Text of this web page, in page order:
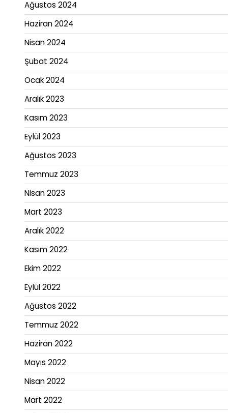
Ağustos 2024
Haziran 2024
Nisan 2024
Şubat 2024
Ocak 2024
Aralık 2023
Kasım 2023
Eylül 2023
Ağustos 2023
Temmuz 2023
Nisan 2023
Mart 2023
Aralık 2022
Kasım 2022
Ekim 2022
Eylül 2022
Ağustos 2022
Temmuz 2022
Haziran 2022
Mayıs 2022
Nisan 2022
Mart 2022